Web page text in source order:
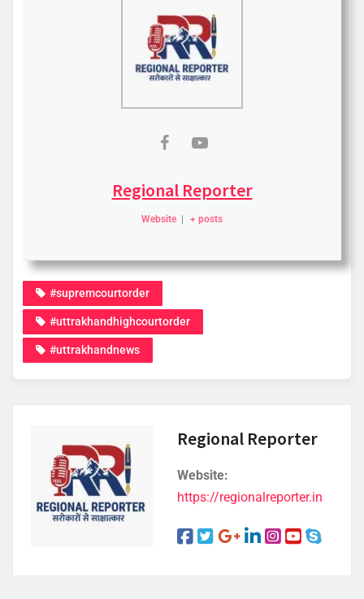
Regional Reporter
Website | + posts
#supremcourtorder
#uttrakhandhighcourtorder
#uttrakhandnews
Regional Reporter
Website:
https://regionalreporter.in